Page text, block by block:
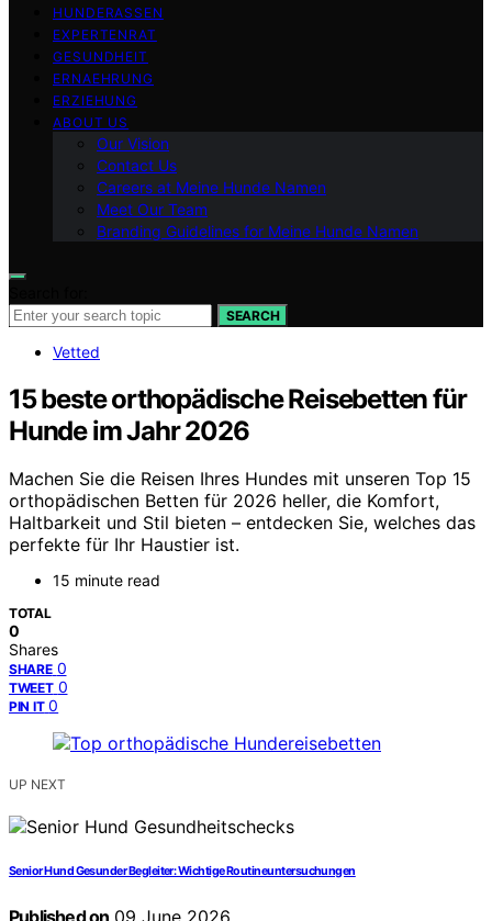
HUNDERASSEN
EXPERTENRAT
GESUNDHEIT
ERNAEHRUNG
ERZIEHUNG
ABOUT US
Our Vision
Contact Us
Careers at Meine Hunde Namen
Meet Our Team
Branding Guidelines for Meine Hunde Namen
SEARCH
Vetted
15 beste orthopädische Reisebetten für
Hunde im Jahr 2026
Machen Sie die Reisen Ihres Hundes mit unseren Top 15
orthopädischen Betten für 2026 heller, die Komfort,
Haltbarkeit und Stil bieten – entdecken Sie, welches das
perfekte für Ihr Haustier ist.
15 minute read
TOTAL
0
Shares
SHARE 0
TWEET 0
PIN IT 0
UP NEXT
Senior Hund Gesunder Begleiter: Wichtige Routineuntersuchungen